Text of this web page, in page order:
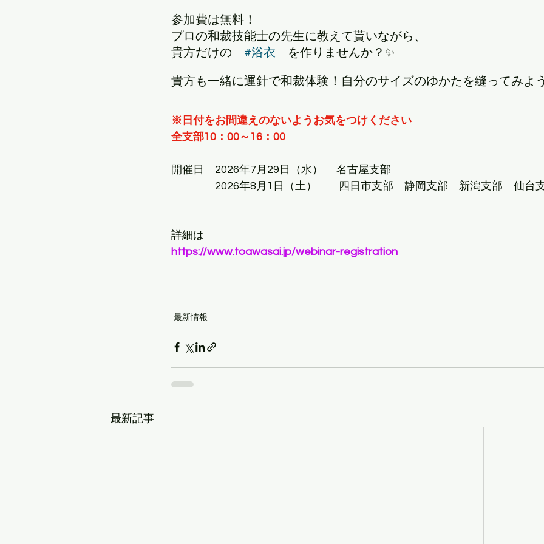
参加費は無料！
プロの和裁技能士の先生に教えて貰いながら、
貴方だけの #浴衣 を作りませんか？ ✨
貴方も一緒に運針で和裁体験！自分のサイズのゆかたを縫ってみよ
※日付をお間違えのないようお気をつけください
全支部10：00～16：00
開催日　2026年7月29日（水） 　名古屋支部
2026年8月1日（土）         四日市支部　静岡支部　新潟支部　仙台
https://www.toawasai.jp/webinar-registration
最新情報
最新記事